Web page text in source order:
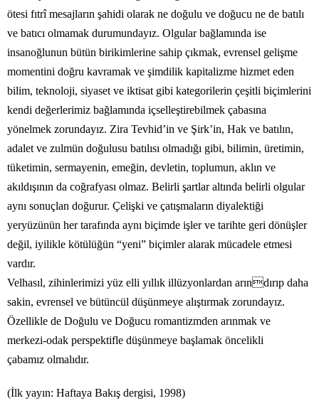
ötesi fıtrî mesajların şahidi olarak ne doğulu ve doğucu ne de batılı
ve batıcı olmamak durumundayız. Olgular bağlamında ise
insanoğlunun bütün birikimlerine sahip çıkmak, evrensel gelişme
momentini doğru kavramak ve şimdilik kapitalizme hizmet eden
bilim, teknoloji, siyaset ve iktisat gibi kategorilerin çeşitli biçimlerini
kendi değerlerimiz bağlamında içselleştirebilmek çabasına
yönelmek zorundayız. Zira Tevhid’in ve Şirk’in, Hak ve batılın,
adalet ve zulmün doğulusu batılısı olmadığı gibi, bilimin, üretimin,
tüketimin, sermayenin, emeğin, devletin, toplumun, aklın ve
akıldışının da coğrafyası olmaz. Belirli şartlar altında belirli olgular
aynı sonuçlan doğurur. Çelişki ve çatışmaların diyalektiği
yeryüzünün her tarafında aynı biçimde işler ve tarihte geri dönüşler
değil, iyilikle kötülüğün “yeni” biçimler alarak mücadele etmesi
vardır.
Velhasıl, zihinlerimizi yüz elli yıllık illüzyonlardan arındırıp daha
sakin, evrensel ve bütüncül düşünmeye alıştırmak zorundayız.
Özellikle de Doğulu ve Doğucu romantizmden arınmak ve
merkezi-odak perspektifle düşünmeye başlamak öncelikli
çabamız olmalıdır.
(İlk yayın: Haftaya Bakış dergisi, 1998)